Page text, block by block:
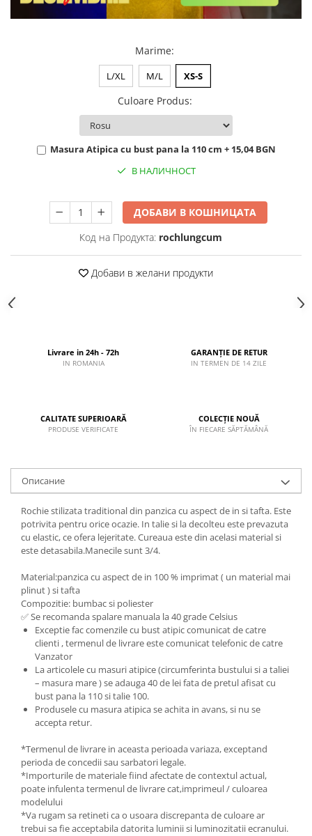
Marime:
L/XL M/L XS-S
Culoare Produs:
Masura Atipica cu bust pana la 110 cm + 15,04 BGN
В НАЛИЧНОСТ
ДОБАВИ В КОШНИЦАТА
Код на Продукта: rochlungcum
Добави в желани продукти
Livrare in 24h - 72h
IN ROMANIA
GARANȚIE DE RETUR
IN TERMEN DE 14 ZILE
CALITATE SUPERIOARĂ
PRODUSE VERIFICATE
COLECȚIE NOUĂ
ÎN FIECARE SĂPTĂMÂNĂ
Описание
Rochie stilizata traditional din panzica cu aspect de in si tafta. Este
potrivita pentru orice ocazie. In talie si la decolteu este prevazuta
cu elastic, ce ofera lejeritate. Cureaua este din acelasi material si
este detasabila.Manecile sunt 3/4.
Material:panzica cu aspect de in 100 % imprimat ( un material mai
plinut ) si tafta
Compozitie: bumbac si poliester
✅ Se recomanda spalare manuala la 40 grade Celsius
Exceptie fac comenzile cu bust atipic comunicat de catre
clienti , termenul de livrare este comunicat telefonic de catre
Vanzator
La articolele cu masuri atipice (circumferinta bustului si a taliei
– masura mare ) se adauga 40 de lei fata de pretul afisat cu
bust pana la 110 si talie 100.
Produsele cu masura atipica se achita in avans, si nu se
accepta retur.
*Termenul de livrare in aceasta perioada variaza, exceptand
perioda de concedii sau sarbatori legale.
*Importurile de materiale fiind afectate de contextul actual,
poate infulenta termenul de livrare cat,imprimeul / culoarea
modelului
*Va rugam sa retineti ca o usoara discrepanta de culoare ar
trebui sa fie acceptabila datorita luminii si luminozitatii ecranului.